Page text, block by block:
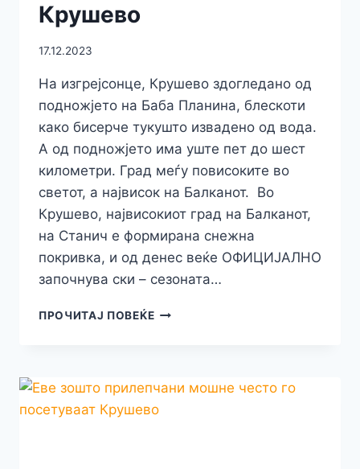
Крушево
17.12.2023
На изгрејсонце, Крушево здогледано од
подножјето на Баба Планина, блескоти
како бисерче тукушто извадено од вода.
А од подножјето има уште пет до шест
километри. Град меѓу повисоките во
светот, a највисок на Балканот. Во
Крушево, највисокиот град на Балканот,
на Станич е формирана снежна
покривка, и од денес веќе ОФИЦИЈАЛНО
започнува ски – сезоната…
ПРОЧИТАЈ ПОВЕЌЕАИРЛИЈА!
–
СЕЗОНАТА”